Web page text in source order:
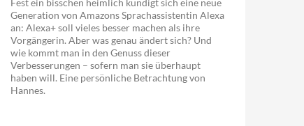
Fest ein bisschen heimlich kündigt sich eine neue
Generation von Amazons Sprachassistentin Alexa
an: Alexa+ soll vieles besser machen als ihre
Vorgängerin. Aber was genau ändert sich? Und
wie kommt man in den Genuss dieser
Verbesserungen – sofern man sie überhaupt
haben will. Eine persönliche Betrachtung von
Hannes.